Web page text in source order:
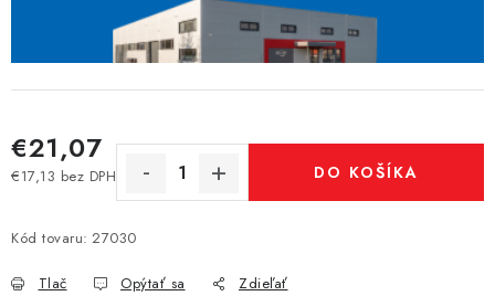
€21,07
€17,13 bez DPH
Jednotková cena:
DO KOŠÍKA
Kód tovaru: 27030
Tlač Opýtať sa Zdieľať